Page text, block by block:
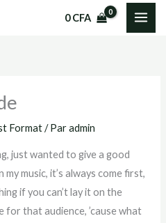
0CFA
Format/ Paradmin
just wanted to give a good
music, it’s always come first,
if you can’t lay it on the
for that audience, ’cause what